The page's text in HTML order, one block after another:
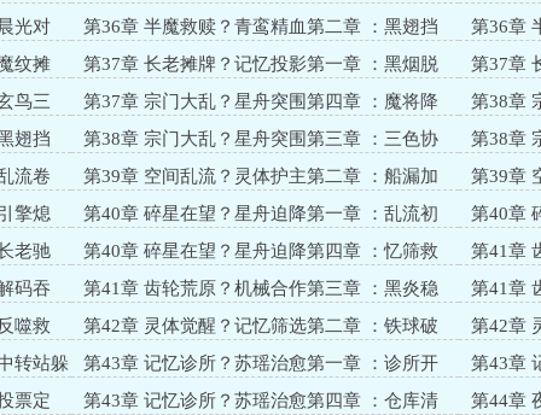
长老现身？半魔抉择
机械族支
光对
第36章 半魔救赎？青鸾精血第二章 ：黑翅挡
毒？精血暗递
第36章
露？别扭
纹摊
第37章 长老摊牌？记忆投影第一章 ：黑烟脱
困？魔纹现形
第37章
影？真相
鸟三
第37章 宗门大乱？星舟突围第四章 ：魔将降
临？绝命启航
第38章
岚？死士
翅挡
第38章 宗门大乱？星舟突围第三章 ：三色协
同？锚断突围
第38章
航？乱流
流卷
第39章 空间乱流？灵体护主第二章 ：船漏加
剧？团队补位
第39章
机？灵体
擎熄
第40章 碎星在望？星舟迫降第一章 ：乱流初
散？引擎告急
第40章
宝？记忆
老驰
第40章 碎星在望？星舟迫降第四章 ：忆筛救
场？星舟重启
第41章
吊坠秘闻
码吞
第41章 齿轮荒原？机械合作第三章 ：黑炎稳
核？身份初显
第41章
堵？空间
噬救
第42章 灵体觉醒？记忆筛选第二章 ：铁球破
局？实体初验
第42章
道？灵能
转站躲
第43章 记忆诊所？苏瑶治愈第一章 ：诊所开
张？首诊救急
第43章
忆？魔能
票定 第43章 记忆诊所？苏瑶治愈第四章 ：仓库清 第44章